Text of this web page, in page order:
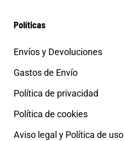
Políticas
Envíos y Devoluciones
Gastos de Envío
Política de privacidad
Política de cookies
Aviso legal y Política de uso